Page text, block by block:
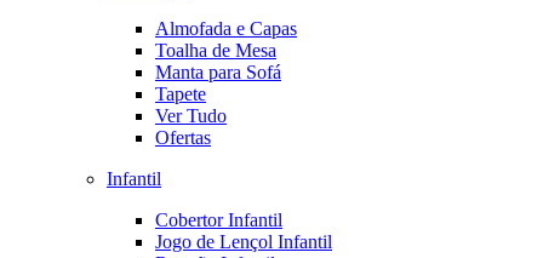
Almofada e Capas
Toalha de Mesa
Manta para Sofá
Tapete
Ver Tudo
Ofertas
Infantil
Cobertor Infantil
Jogo de Lençol Infantil